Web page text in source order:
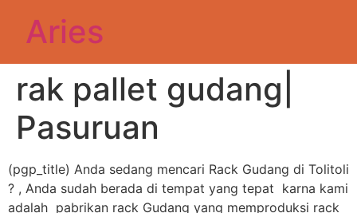
Aries
rak pallet gudang|
Pasuruan
(pgp_title) Anda sedang mencari Rack Gudang di Tolitoli
? , Anda sudah berada di tempat yang tepat karna kami
adalah pabrikan rack Gudang yang memproduksi rack